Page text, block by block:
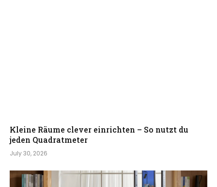
Kleine Räume clever einrichten – So nutzt du
jeden Quadratmeter
July 30, 2026